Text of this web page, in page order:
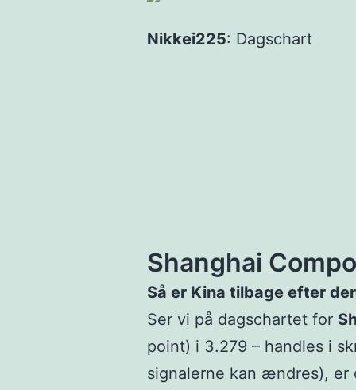
Nikkei225: Dagschart
Shanghai
Så er Kina tilbage efter
Ser vi på dagschartet for
point) i 3.279 – handles i
signalerne kan ændres), er